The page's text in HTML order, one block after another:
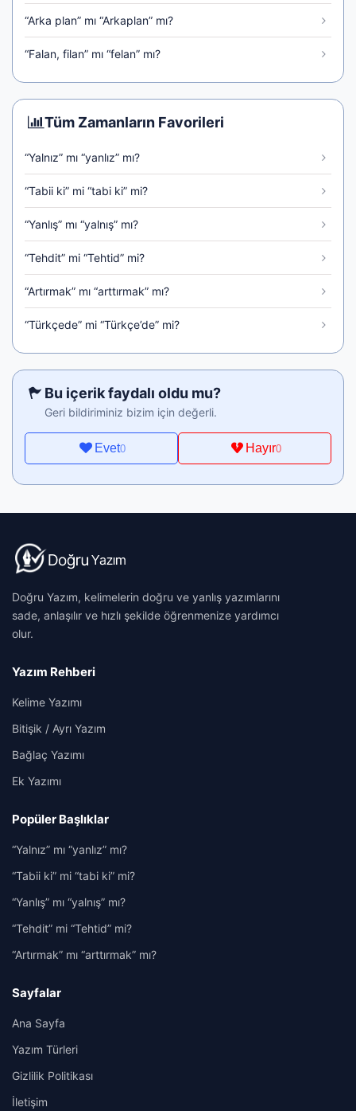
“Arka plan” mı “Arkaplan” mı?
“Falan, filan” mı “felan” mı?
Tüm Zamanların Favorileri
“Yalnız” mı “yanlız” mı?
“Tabii ki” mi “tabi ki” mi?
“Yanlış” mı “yalnış” mı?
“Tehdit” mi “Tehtid” mi?
“Artırmak” mı “arttırmak” mı?
“Türkçede” mi “Türkçe’de” mi?
Bu içerik faydalı oldu mu?
Geri bildiriminiz bizim için değerli.
Evet0 Hayır0
Doğru Yazım, kelimelerin doğru ve yanlış yazımlarını
sade, anlaşılır ve hızlı şekilde öğrenmenize yardımcı
olur.
Yazım Rehberi
Kelime Yazımı
Bitişik / Ayrı Yazım
Bağlaç Yazımı
Ek Yazımı
Popüler Başlıklar
“Yalnız” mı “yanlız” mı?
“Tabii ki” mi “tabi ki” mi?
“Yanlış” mı “yalnış” mı?
“Tehdit” mi “Tehtid” mi?
“Artırmak” mı “arttırmak” mı?
Sayfalar
Ana Sayfa
Yazım Türleri
Gizlilik Politikası
İletişim